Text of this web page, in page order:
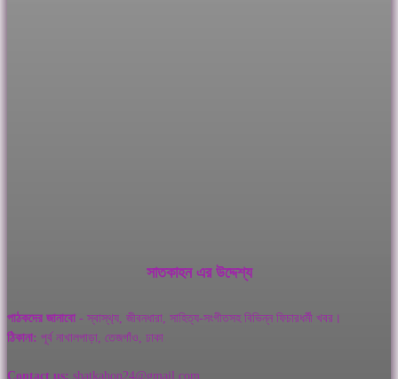
সাতকাহন এর উদ্দেশ্য
পাঠকদের জানাবো - স্বাস্থ‌্য, জীবনধারা, সাহিত্য-সংগীতসহ বিভিন্ন ফিচারধর্মী খবর।
ঠিকানা: পূর্ব নাখালপাড়া, তেজগাঁও, ঢাকা
Contact us: shatkahon24@gmail.com